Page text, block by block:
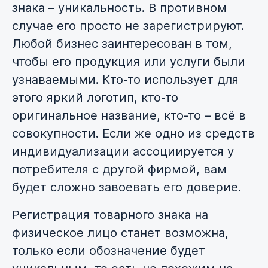
знака – уникальность. В противном
случае его просто не зарегистрируют.
Любой бизнес заинтересован в том,
чтобы его продукция или услуги были
узнаваемыми. Кто-то использует для
этого яркий логотип, кто-то
оригинальное название, кто-то – всё в
совокупности. Если же одно из средств
индивидуализации ассоциируется у
потребителя с другой фирмой, вам
будет сложно завоевать его доверие.
Регистрация товарного знака на
физическое лицо станет возможна,
только если обозначение будет